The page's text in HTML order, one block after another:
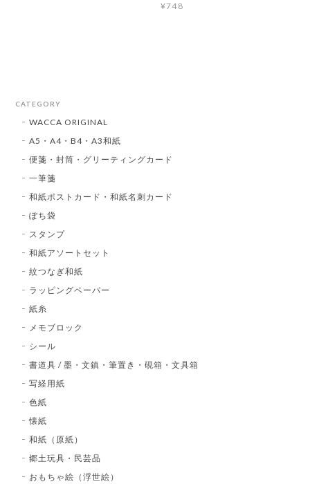
¥748
CATEGORY
WACCA ORIGINAL
A5・A4・B4・A3和紙
便箋・封筒・グリーティングカード
一筆箋
和紙ポストカード・和紙名刺カード
ぽち袋
スタンプ
和紙アソートセット
紋つなぎ和紙
ラッピングペーパー
紙糸
メモブロック
シール
書道具 / 墨・文鎮・筆置き・硯箱・文具箱
写経用紙
色紙
懐紙
和紙（原紙）
郷土玩具・民芸品
おもちゃ絵（浮世絵）